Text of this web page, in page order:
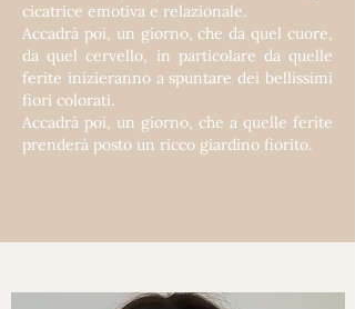
cicatrice emotiva e relazionale.
Accadrà poi, un giorno, che da quel cuore,
da quel cervello, in particolare da quelle
ferite inizieranno a spuntare dei bellissimi
fiori colorati.
Accadrà poi, un giorno, che a quelle ferite
prenderà posto un ricco giardino fiorito.